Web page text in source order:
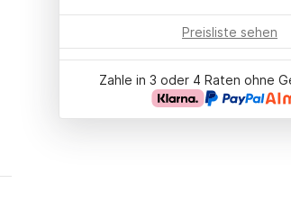
Preisliste sehen
Zahle in 3 oder 4 Raten ohne